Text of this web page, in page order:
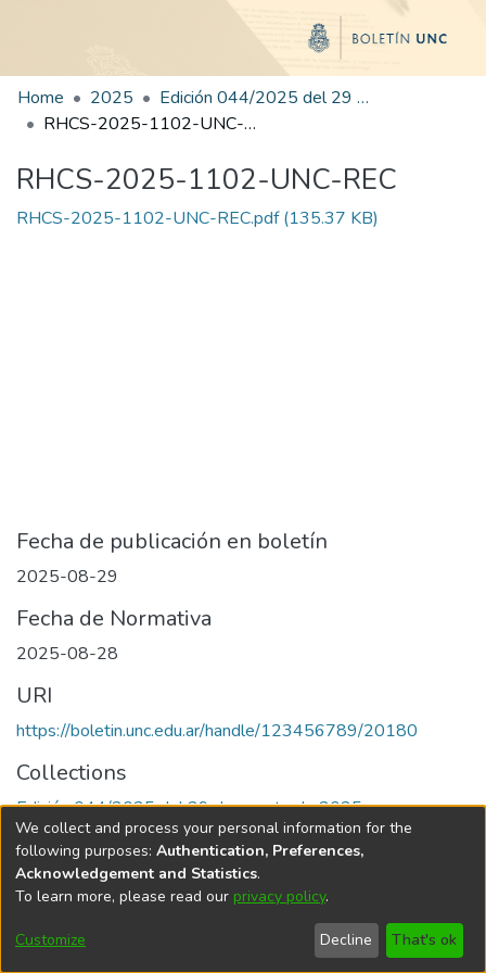
Home 2025
Edición 044/2025 del 29 de agosto de 2025
RHCS-2025-1102-UNC-REC
RHCS-2025-1102-UNC-REC
RHCS-2025-1102-UNC-REC.pdf(135.37 KB)
Fecha de publicación en boletín
2025-08-29
Fecha de Normativa
2025-08-28
URI
https://boletin.unc.edu.ar/handle/123456789/20180
Collections
Edición 044/2025 del 29 de agosto de 2025
Universidad Nacional de Córdoba
We collect and process your personal information for the
following purposes: Authentication, Preferences,
Acknowledgement and Statistics.
To learn more, please read our privacy policy.
Customize Decline That's ok